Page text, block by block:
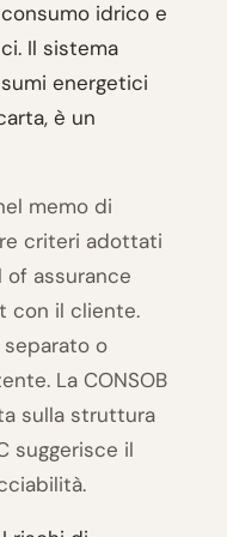
idrico e
Il sistema
energetici
è un
memo di
criteri adottati
of assurance
con il cliente.
separato o
La CONSOB
sulla struttura
suggerisce il